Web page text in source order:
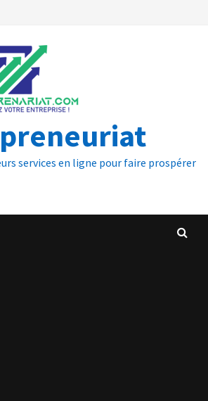
services en ligne pour faire prospérer